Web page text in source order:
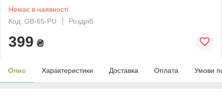
Немає в наявності
Код: GB-65-PU
Роздріб
399 ₴
Опис Характеристики Доставка Оплата Умови